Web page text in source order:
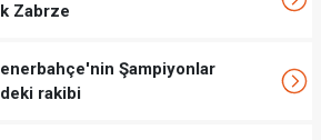
Zabrze
Şampiyonlar
rakibi